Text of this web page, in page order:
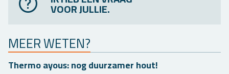
VOOR JULLIE.
MEER WETEN?
Ther­mo ayous: nog duur­za­mer hout!